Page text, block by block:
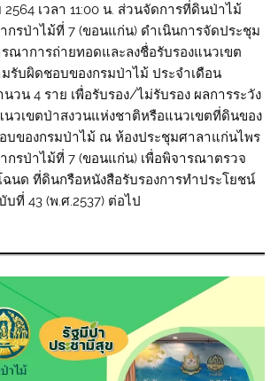
เวลา 11:00 น. ส่วนจัดการที่ดินป่าไม้
กรป่าไม้ที่ 7 (ขอนแก่น) ดำเนินการจัดประชุม
ณาการถ่ายทอดและลงชื่อรับรองแนวเขต
รับผิดชอบของกรมป่าไม้ ประจำเดือน
วน 4 ราย เพื่อรับรอง/ไม่รับรอง ผลการระวัง
นวเขตป่าสงวนแห่งชาติหรือแนวเขตที่ดินของ
บของกรมป่าไม้ ณ ห้องประชุมศาลาแก่นไพร
กรป่าไม้ที่ 7 (ขอนแก่น) เพื่อพิจารณาตรวจ
นด ที่ดินกรือหนังสือรับรองการทำประโยชน์
ที่ 43 (พ.ศ.2537) ต่อไป